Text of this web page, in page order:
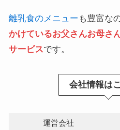
離乳食のメニュー も豊富な
かけているお父さんお母さ
サービスです。
会社情報は
運営会社